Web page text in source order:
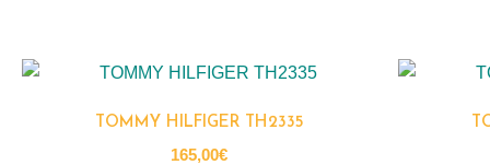
TOMMY HILFIGER TH2335
165,00€